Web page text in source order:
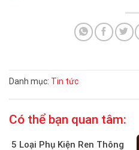
Danh mục: Tin tức
Có thể bạn quan tâm:
5 Loại Phụ Kiện Ren Thông